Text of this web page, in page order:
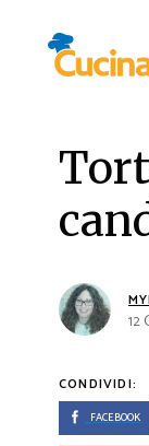
12
CONDIVIDI:
FACEBOOK